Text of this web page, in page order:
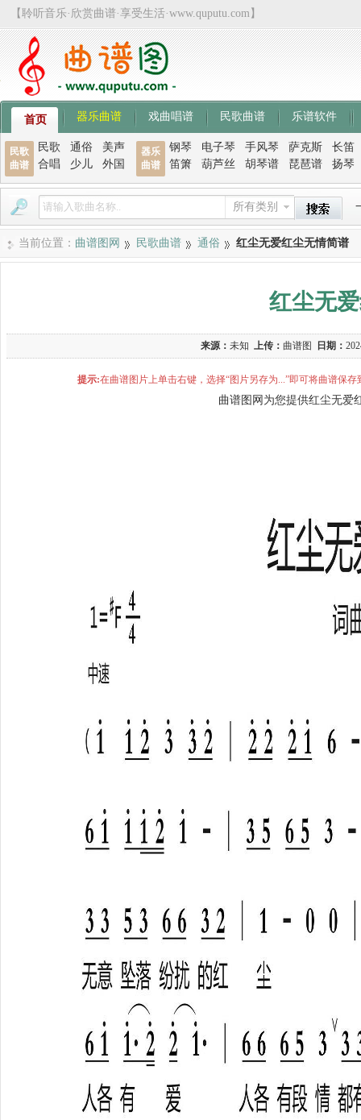
【聆听音乐·欣赏曲谱·享受生活·www.quputu.com】
首页 器乐曲谱 戏曲唱谱 民歌曲谱 乐谱软件
民歌
曲谱
民歌 通俗
美声
合唱
少儿 外国
器乐
曲谱
钢琴 电子琴 手风琴 萨克斯
长笛
笛箫
葫芦丝 胡琴谱 琵琶谱 扬琴
所有类别
当前位置： 曲谱图网 民歌曲谱 通俗 红尘无爱红尘无情简谱
红尘无
来源： 未知 上传： 曲谱图 日期：
提示:在曲谱图片上单击右键，选择“图片另存为...”即可将曲谱保
曲谱图网为您提供红尘无爱